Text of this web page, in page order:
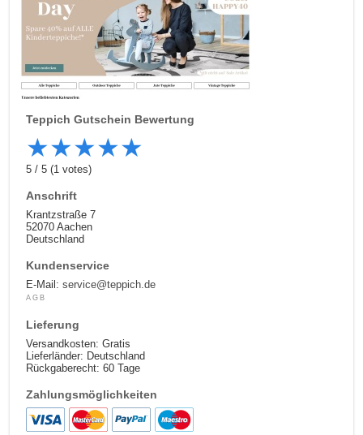
Teppich Gutschein Bewertung
★★★★★
5/5 (1 votes)
Anschrift
Krantzstraße 7
52070 Aachen
Deutschland
Kundenservice
E-Mail:service@teppich.de
AGB
Lieferung
Versandkosten: Gratis
Lieferländer: Deutschland
Rückgaberecht: 60 Tage
Zahlungsmöglichkeiten